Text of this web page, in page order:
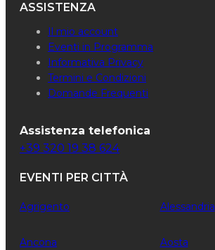
ASSISTENZA
Il mio account
Eventi in Programma
Informativa Privacy
Termini e Condizioni
Domande Frequenti
Assistenza telefonica
+39 320 19 38 624
EVENTI PER CITTÀ
Agrigento Alessandria
Ancona Aosta